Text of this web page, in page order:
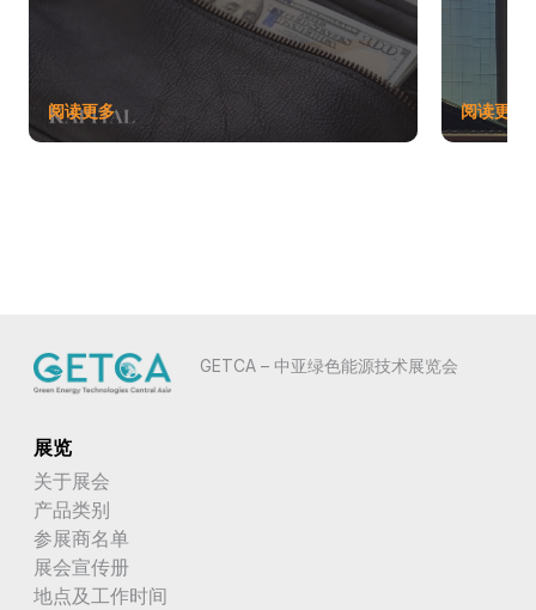
阅读更多 阅读更多
GETCA – 中亚绿色能源技术展览会
展览
关于展会
产品类别
参展商名单
展会宣传册
地点及工作时间